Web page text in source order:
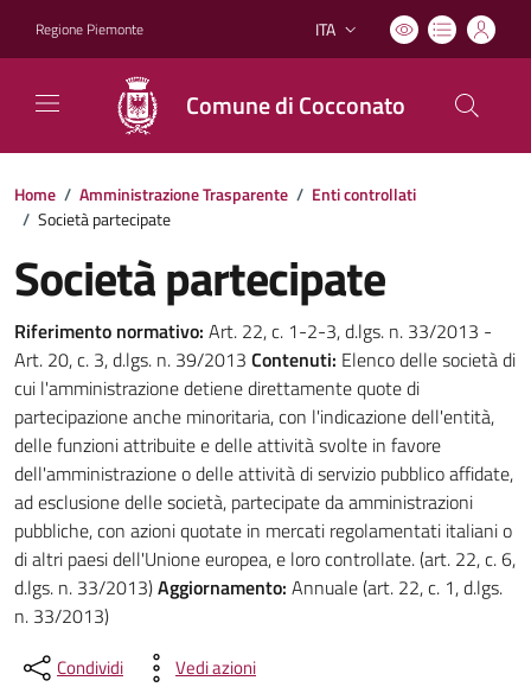
Regione Piemonte Lingua attiva:
ITA
Comune di Cocconato
Home / Amministrazione Trasparente / Enti controllati
/ Società partecipate
Società partecipate
Riferimento normativo: Art. 22, c. 1-2-3, d.lgs. n. 33/2013 -
Art. 20, c. 3, d.lgs. n. 39/2013 Contenuti: Elenco delle società di
cui l'amministrazione detiene direttamente quote di
partecipazione anche minoritaria, con l'indicazione dell'entità,
delle funzioni attribuite e delle attività svolte in favore
dell'amministrazione o delle attività di servizio pubblico affidate,
ad esclusione delle società, partecipate da amministrazioni
pubbliche, con azioni quotate in mercati regolamentati italiani o
di altri paesi dell'Unione europea, e loro controllate. (art. 22, c. 6,
d.lgs. n. 33/2013)Aggiornamento: Annuale (art. 22, c. 1, d.lgs.
n. 33/2013)
Condividi Vedi azioni